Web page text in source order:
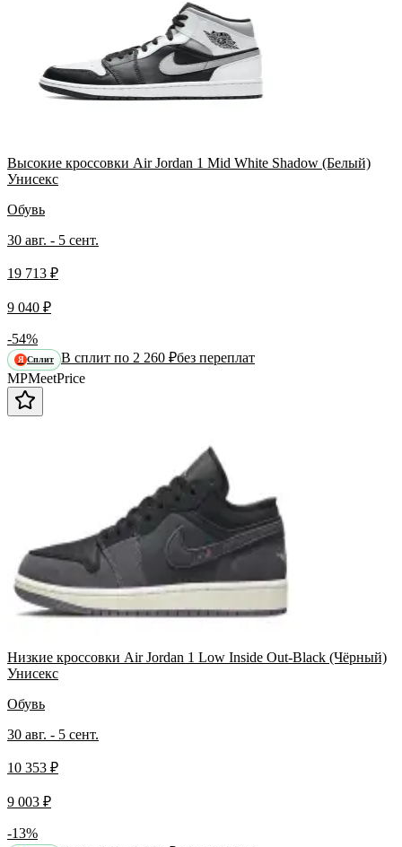
Высокие кроссовки Air Jordan 1 Mid White Shadow (Белый)
Унисекс
Обувь
30 авг. - 5 сент.
19 713 ₽
9 040 ₽
-54%
Я Сплит В сплит по 2 260 ₽без переплат
MPMeetPrice
Низкие кроссовки Air Jordan 1 Low Inside Out-Black (Чёрный)
Унисекс
Обувь
30 авг. - 5 сент.
10 353 ₽
9 003 ₽
-13%